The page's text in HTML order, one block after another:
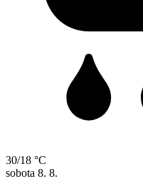
30/18 °C
sobota 8. 8.